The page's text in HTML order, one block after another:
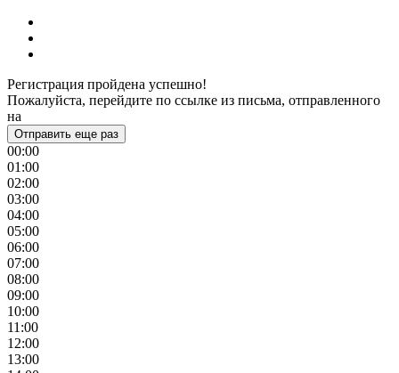
Регистрация пройдена успешно!
Пожалуйста, перейдите по ссылке из письма, отправленного
на
Отправить еще раз
00:00
01:00
02:00
03:00
04:00
05:00
06:00
07:00
08:00
09:00
10:00
11:00
12:00
13:00